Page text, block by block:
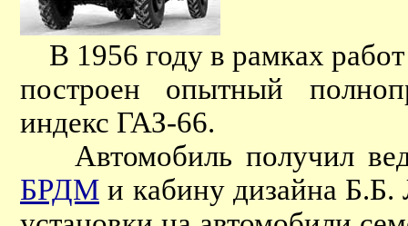
В 1956 году в рамках
построен опытный
индекс ГАЗ-66.
Автомобиль получил
БРДМ и кабину дизайна Б.Б.